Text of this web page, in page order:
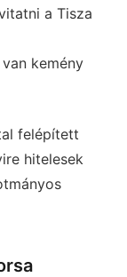
a Tisza
kemény
felépített
hitelesek